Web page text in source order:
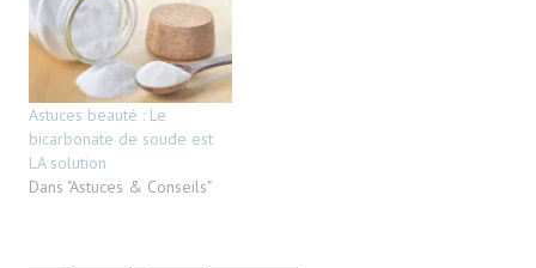
Astuces beauté : Le
bicarbonate de soude est
LA solution
Dans "Astuces & Conseils"